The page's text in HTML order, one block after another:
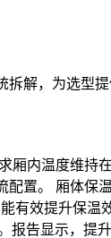
解，为选型提
厢内温度维
置。 厢体保
有效提升保温
报告显示，提